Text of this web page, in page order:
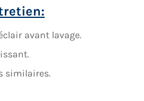
avant lavage.
similaires.